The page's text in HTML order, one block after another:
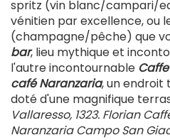
spritz (vin blanc/campari/
vénitien par excellence, ou
(champagne/pêche) que
bar, lieu mythique et
l'autre incontournable
café Naranzaria, un endroit
doté d'une magnifique
Vallaresso, 1323. Florian
Naranzaria Campo San